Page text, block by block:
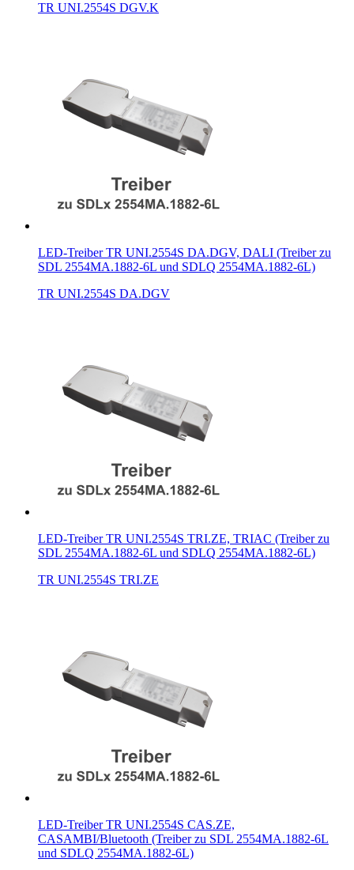
TR UNI.2554S DGV.K
LED-Treiber TR UNI.2554S DA.DGV, DALI (Treiber zu
SDL 2554MA.1882-6L und SDLQ 2554MA.1882-6L)
TR UNI.2554S DA.DGV
LED-Treiber TR UNI.2554S TRI.ZE, TRIAC (Treiber zu
SDL 2554MA.1882-6L und SDLQ 2554MA.1882-6L)
TR UNI.2554S TRI.ZE
LED-Treiber TR UNI.2554S CAS.ZE,
CASAMBI/Bluetooth (Treiber zu SDL 2554MA.1882-6L
und SDLQ 2554MA.1882-6L)